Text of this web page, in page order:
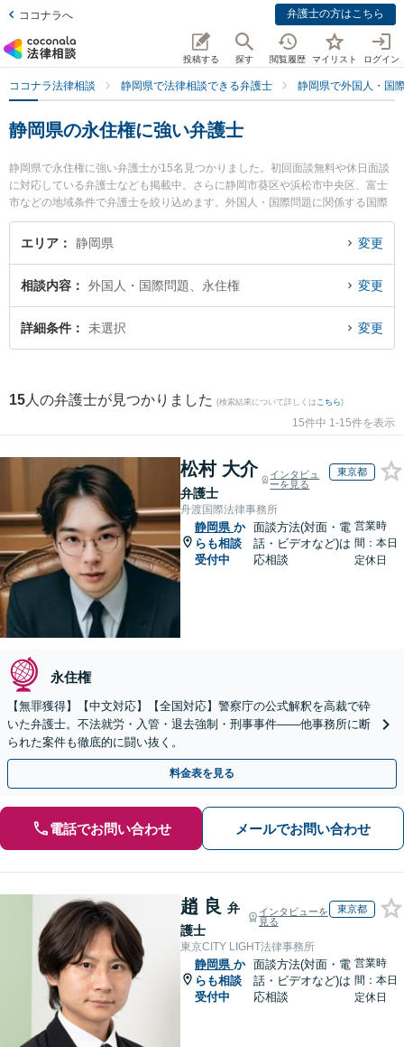
ココナラへ 弁護士の方はこちら
投稿する 探す 閲覧履歴 マイリスト ログイン
ココナラ法律相談 静岡県で法律相談できる弁護士 静岡県で外国人・国
静岡県の永住権に強い弁護士
静岡県で永住権に強い弁護士が15名見つかりました。初回面談無料や休日面談
に対応している弁護士なども掲載中。さらに静岡市葵区や浜松市中央区、富士
市などの地域条件で弁護士を絞り込めます。外国人・国際問題に関係する国際
離婚やハーグ条約、国際結婚等の細かな分野での絞り込み検索もでき便利で
す。特に静岡法律事務所の金光 誉樹弁護士や新清水法律事務所の浅井 裕貴弁護
夜間に発生した永住権のトラブルを今すぐに弁護士に相談したい』『永住権の
トラブル解決の実績豊富な近くの弁護士を検索したい』『初回相談無料で永住
権を法律相談できる静岡県内の弁護士に相談予約したい』などでお困りの相談
エリア 静岡県 変更
相談内容 外国人・国際問題、永住権 変更
詳細条件 未選択 変更
15 人の弁護士が見つかりました (検索結果について詳しくは こちら)
15件中 1-15件を表示
松村 大介
弁護士
インタビュ
ーを見る
東京都
舟渡国際法律事務所
静岡県 か
らも相談
受付中
面談方法(対面・電
話・ビデオなど)は
応相談
営業時
間：本日
定休日
永住権
【無罪獲得】【中文対応】【全国対応】警察庁の公式解釈を高裁で砕
いた弁護士。不法就労・入管・退去強制・刑事事件——他事務所に断
られた案件も徹底的に闘い抜く。
料金表を見る
電話でお問い合わせ メールでお問い合わせ
趙 良 弁
護士
インタビューを
見る
東京都
東京CITY LIGHT法律事務所
静岡県 か
らも相談
受付中
面談方法(対面・電
話・ビデオなど)は
応相談
営業時
間：本日
定休日